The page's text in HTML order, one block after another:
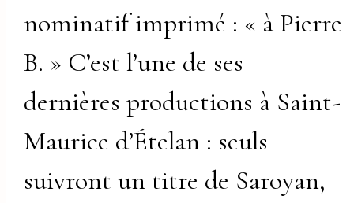
nominatif imprimé : « à Pierre
B. » C’est l’une de ses
dernières productions à Saint-
Maurice d’Ételan : seuls
suivront un titre de Saroyan,